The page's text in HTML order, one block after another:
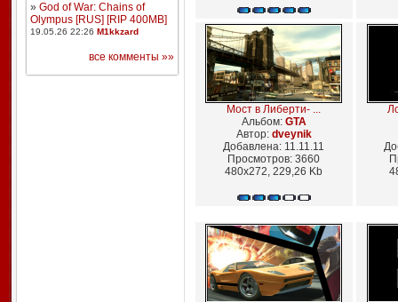
» God of War: Chains of
Olympus [RUS] [RIP 400MB]
19.05.26 22:26 M1kkzard
все комменты »»
Мост в Либерти- ...
Альбом: GTA
Автор: dveynik
Добавлена: 11.11.11
Просмотров: 3660
480x272, 229,26 Kb